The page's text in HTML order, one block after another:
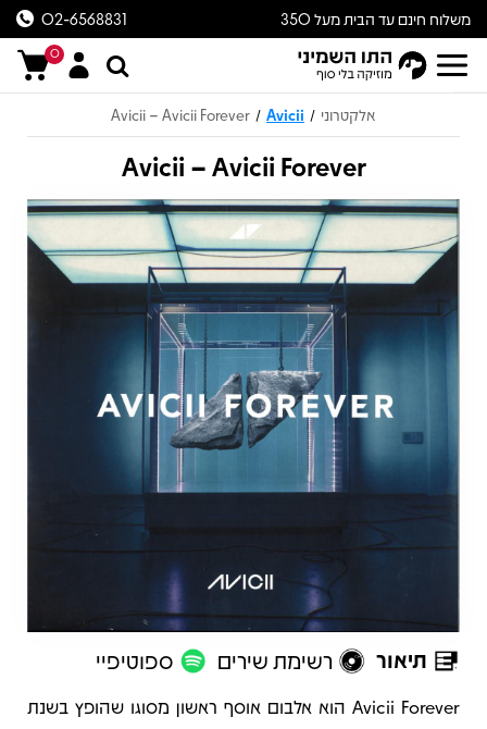
משלוח חינם עד הבית מעל 350
ש״ח
02-6568831
0
אלקטרוני /
Avicii
/
Avicii – Avicii Forever
Avicii – Avicii Forever
תיאור רשימת שירים ספוטיפיי
תיאור
Avicii Forever הוא אלבום אוסף ראשון מסוגו שהופץ בשנת